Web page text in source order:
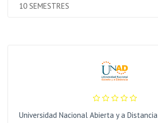
10 SEMESTRES
Universidad Nacional Abierta y a Distancia